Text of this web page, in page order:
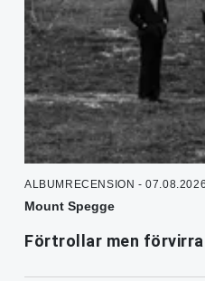
ALBUMRECENSION - 07.08.2026
Mount Spegge
Förtrollar men